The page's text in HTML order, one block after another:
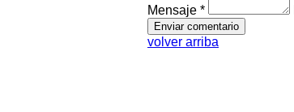
Mensaje *
volver arriba